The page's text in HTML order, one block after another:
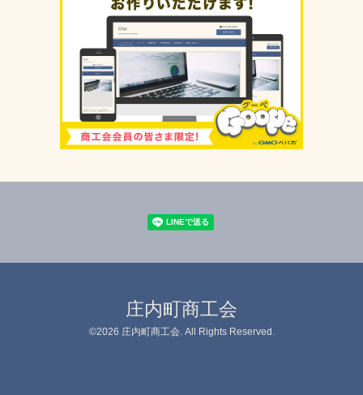
庄内町商工会
©2026 庄内町商工会. All Rights Reserved.